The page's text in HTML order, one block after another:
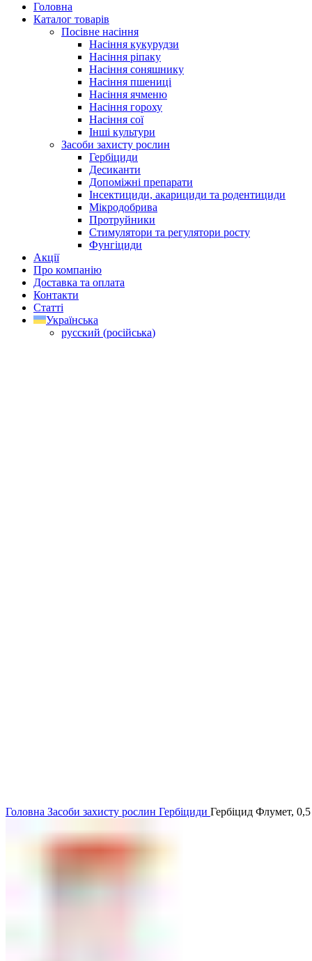
Головна
Каталог товарів
Посівне насіння
Насіння кукурудзи
Насіння ріпаку
Насіння соняшнику
Насіння пшениці
Насіння ячменю
Насіння гороху
Насіння сої
Інші культури
Засоби захисту рослин
Гербіциди
Десиканти
Допоміжні препарати
Інсектициди, акарициди та родентициди
Мікродобрива
Протруйники
Стимулятори та регулятори росту
Фунгіциди
Акції
Про компанію
Доставка та оплата
Контакти
Статті
Українська
русский (російська)
Головна Засоби захисту рослин Гербіциди Гербіцид Флумет,